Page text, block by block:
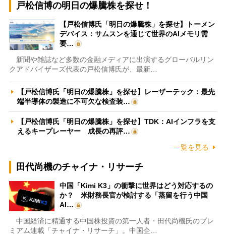
戸松信博の明日の爆騰株を探せ！
【戸松信博氏「明日の爆騰株」を探せ】トーメン
デバイス：サムスンを通じて世界のAIメモリ需
要…
新聞や雑誌など多数の金融メディアに出演するグローバルリン
クアドバイザーズ代表の戸松信博氏が、最新…
【戸松信博氏「明日の爆騰株」を探せ】レーザーテック：最先
端半導体の製造に不可欠な検査装…
【戸松信博氏「明日の爆騰株」を探せ】TDK：AIインフラを支
えるキープレーヤー 成長の再評…
一覧を見る
田代尚機のチャイナ・リサーチ
中国「Kimi K3」の衝撃に世界はどう対応するの
か？ 米財務長官が検討する「蒸留を行う中国
AI…
中国経済に精通する中国株投資の第一人者・田代尚機氏のプレ
ミアム連載「チャイナ・リサーチ」。中国企…